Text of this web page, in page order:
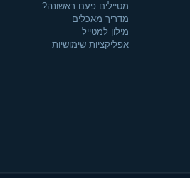
מטיילים פעם ראשונה?
מדריך מאכלים
מילון למטייל
אפליקציות שימושיות